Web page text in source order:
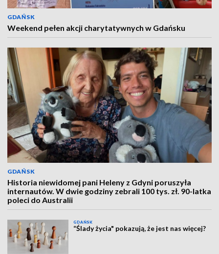
GDAŃSK
Weekend pełen akcji charytatywnych w Gdańsku
GDAŃSK
Historia niewidomej pani Heleny z Gdyni poruszyła
internautów. W dwie godziny zebrali 100 tys. zł. 90-latka
poleci do Australii
GDAŃSK
“Ślady życia" pokazują, że jest nas więcej?